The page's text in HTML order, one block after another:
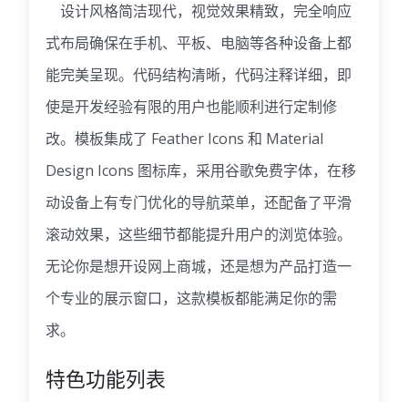
设计风格简洁现代，视觉效果精致，完全响应
式布局确保在手机、平板、电脑等各种设备上都
能完美呈现。代码结构清晰，代码注释详细，即
使是开发经验有限的用户也能顺利进行定制修
改。模板集成了 Feather Icons 和 Material
Design Icons 图标库，采用谷歌免费字体，在移
动设备上有专门优化的导航菜单，还配备了平滑
滚动效果，这些细节都能提升用户的浏览体验。
无论你是想开设网上商城，还是想为产品打造一
个专业的展示窗口，这款模板都能满足你的需
求。
特色功能列表